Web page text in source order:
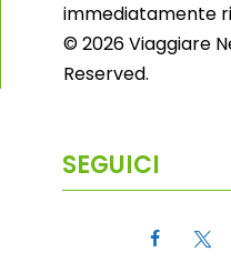
immediatamente
© 2026 Viaggiare
Reserved.
SEGUICI